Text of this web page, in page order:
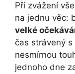
Při zvážení
na jednu věc:
velké
čas strávený
nesmírnou
jednoho dne